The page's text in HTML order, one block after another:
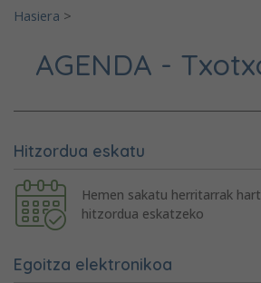
Hasiera >
AGENDA -
Hitzordua eskatu
Hemen sakatu herritarrak
hitzordua eskatzeko
Egoitza elektronikoa